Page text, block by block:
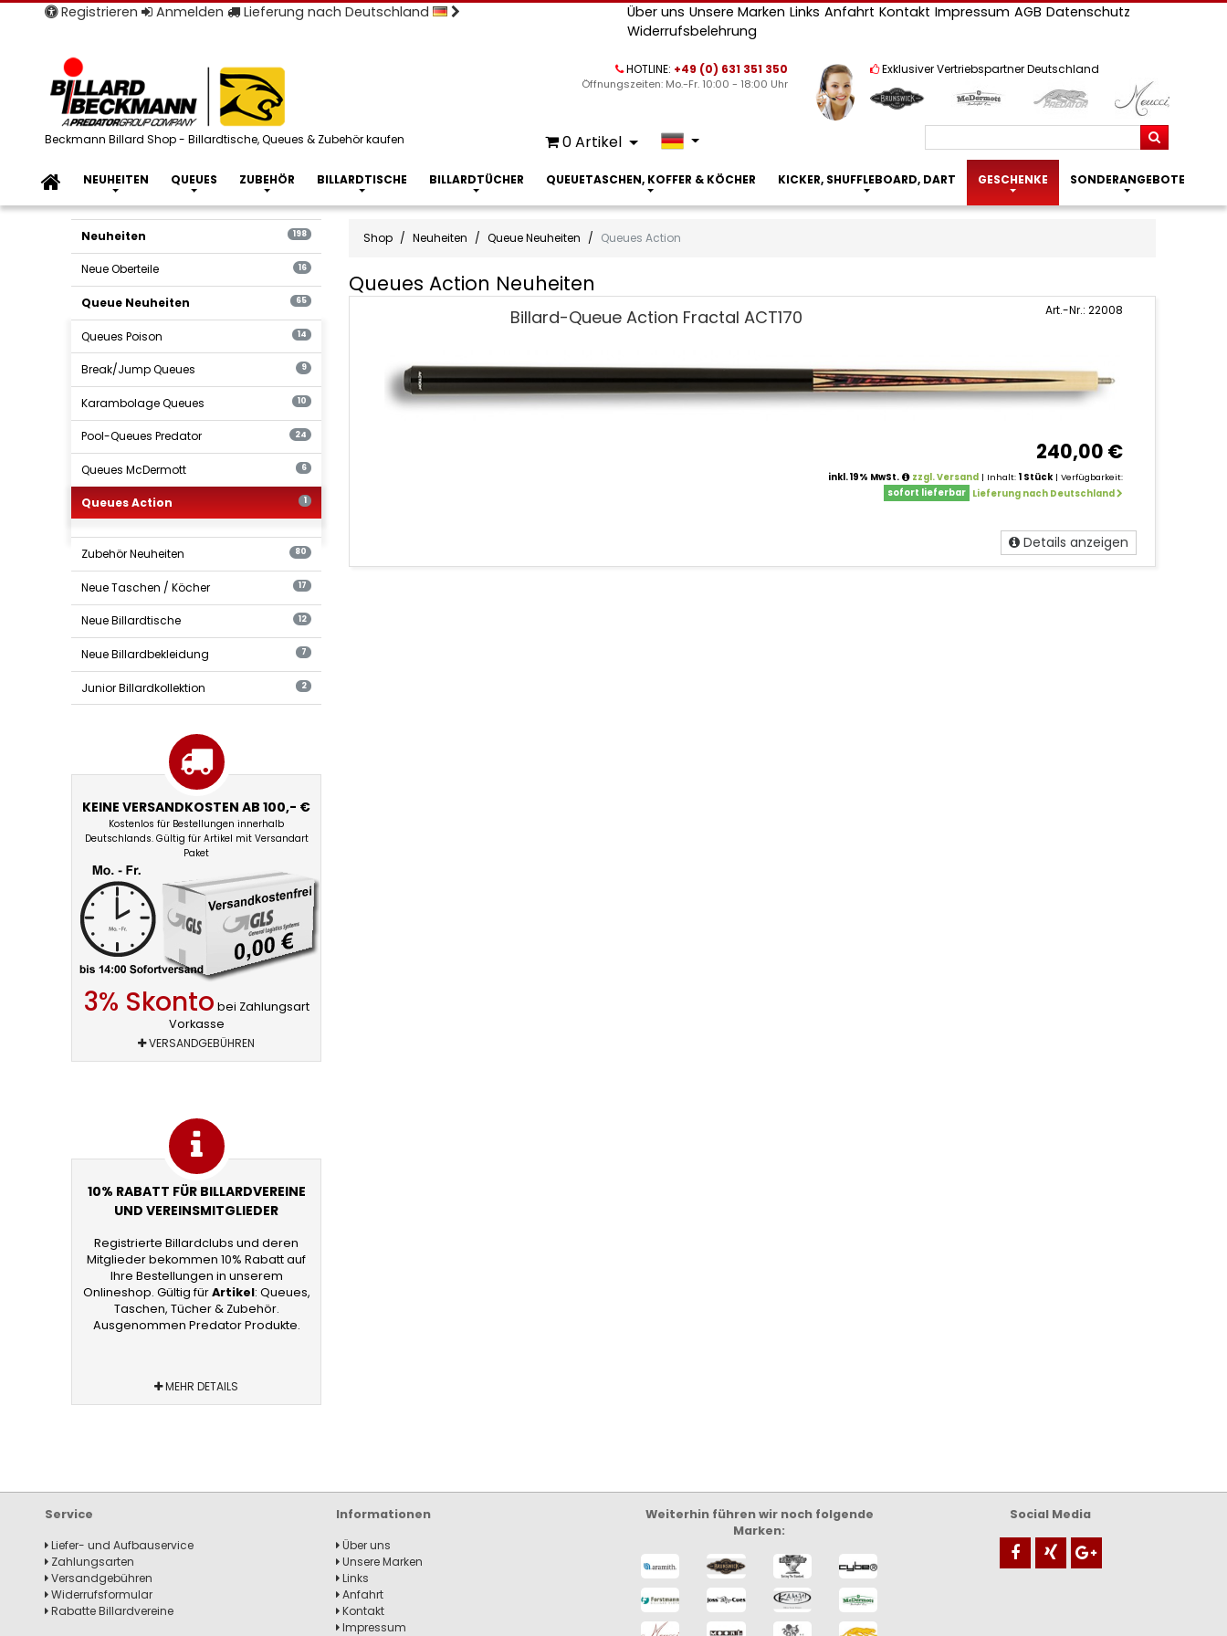
Registrieren Anmelden Lieferung nach Deutschland Über uns Unsere Marken Links Anfahrt Kontakt Impressum AGB Datenschutz
Widerrufsbelehrung
Beckmann Billard Shop - Billardtische, Queues & Zubehör kaufen
Exklusiver Vertriebspartner Deutschland
HOTLINE: +49 (0) 631 351 350
Öffnungszeiten: Mo.-Fr. 10:00 - 18:00 Uhr
0Artikel Suchen
NEUHEITEN QUEUES ZUBEHÖR BILLARDTISCHE BILLARDTÜCHER QUEUETASCHEN, KOFFER & KÖCHER KICKER, SHUFFLEBOARD, DART GESCHENKE SONDERANGEBOTE
Shop Neuheiten Queue Neuheiten Queues Action
Queues Action Neuheiten
Queues
Billard-Queue Action Fractal ACT170 Art.-Nr.: 22008
240,00 €
inkl. 19% MwSt. zzgl. Versand | Inhalt:1 Stück | Verfügbarkeit:
sofort lieferbar
Lieferung nach Deutschland
Details anzeigen
Neuheiten 198
Neue Oberteile 16
Queue Neuheiten 65
Queues Poison 14
Break/Jump Queues 9
Karambolage Queues 10
Pool-Queues Predator 24
Queues McDermott 6
Queues Action 1
Zubehör Neuheiten 80
Neue Taschen / Köcher 17
Neue Billardtische 12
Neue Billardbekleidung 7
Junior Billardkollektion 2
KEINE VERSANDKOSTEN AB 100,- €
Kostenlos für Bestellungen innerhalb
Deutschlands. Gültig für Artikel mit Versandart
Paket
3% Skonto bei Zahlungsart
Vorkasse
VERSANDGEBÜHREN
10% RABATT FÜR BILLARDVEREINE
UND VEREINSMITGLIEDER
Registrierte Billardclubs und deren
Mitglieder bekommen 10% Rabatt auf
Ihre Bestellungen in unserem
Onlineshop. Gültig fürArtikel: Queues,
Taschen, Tücher & Zubehör.
Ausgenommen Predator Produkte.
MEHR DETAILS
Service
Liefer- und Aufbauservice
Zahlungsarten
Versandgebühren
Widerrufsformular
Rabatte Billardvereine
Informationen
Über uns
Unsere Marken
Links
Anfahrt
Kontakt
Impressum
Weiterhin führen wir noch folgende
Marken:
Social Media